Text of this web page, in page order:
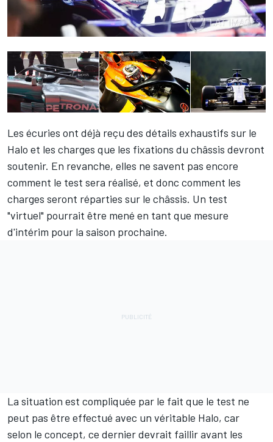
Les écuries ont déjà reçu des détails exhaustifs sur le
Halo et les charges que les fixations du châssis devront
soutenir. En revanche, elles ne savent pas encore
comment le test sera réalisé, et donc comment les
charges seront réparties sur le châssis. Un test
"virtuel" pourrait être mené en tant que mesure
d'intérim pour la saison prochaine.
La situation est compliquée par le fait que le test ne
peut pas être effectué avec un véritable Halo, car
selon le concept, ce dernier devrait faillir avant les